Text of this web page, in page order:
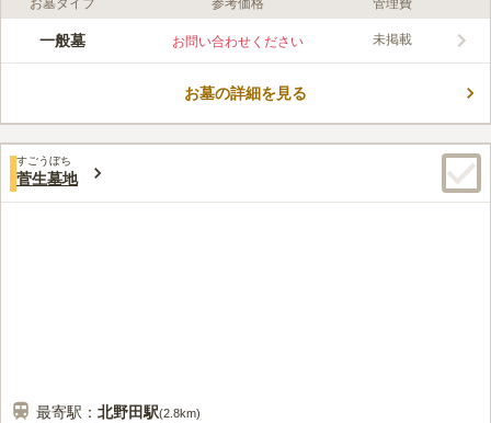
ライフドット編集部のコメント
大阪府堺市美原区にある墓地です。 宗教の制限がないので、在
と、お参りに訪れる人も幾分寂しさが紛れるかもしれません。
口コミ評価
みんなの評価
回りは何もないので、寄り道などすることはありません。霊園の
お墓タイプ 参考価格 管理費
一般墓 お問い合わせください 未掲載
お墓の詳細を見る
すごうぼち
菅生墓地
最寄駅： 北野田駅(2.8km)